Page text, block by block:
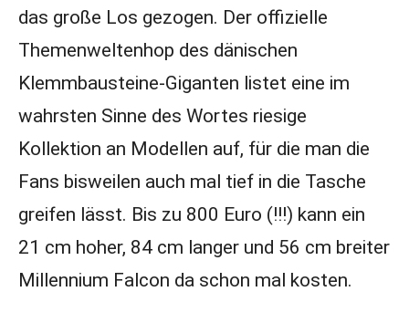
das große Los gezogen. Der offizielle
Themenweltenhop des dänischen
Klemmbausteine-Giganten listet eine im
wahrsten Sinne des Wortes riesige
Kollektion an Modellen auf, für die man die
Fans bisweilen auch mal tief in die Tasche
greifen lässt. Bis zu 800 Euro (!!!) kann ein
21 cm hoher, 84 cm langer und 56 cm breiter
Millennium Falcon da schon mal kosten.